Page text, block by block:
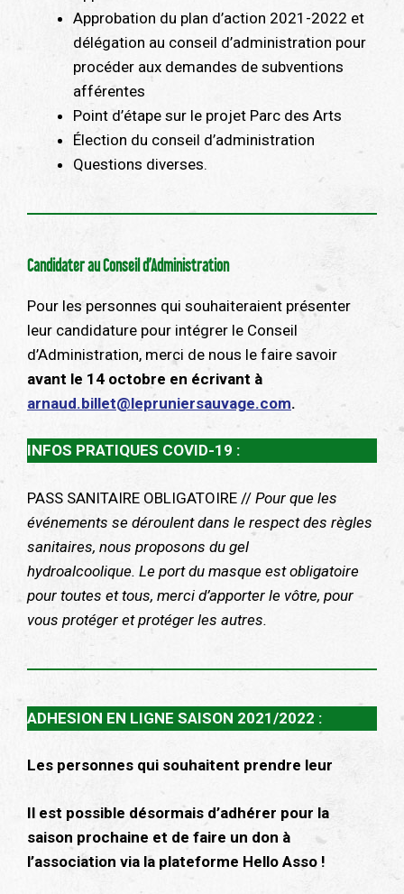
Approbation du plan d’action 2021-2022 et
délégation au conseil d’administration pour
procéder aux demandes de subventions
afférentes
Point d’étape sur le projet Parc des Arts
Élection du conseil d’administration
Questions diverses.
Candidater au Conseil d’Administration
Pour les personnes qui souhaiteraient présenter
leur candidature pour intégrer le Conseil
d’Administration, merci de nous le faire savoir
avant le 14 octobre en écrivant à
arnaud.billet@lepruniersauvage.com.
INFOS PRATIQUES COVID-19 :
PASS SANITAIRE OBLIGATOIRE // Pour que les
événements se déroulent dans le respect des règles
sanitaires, nous proposons du gel
hydroalcoolique. Le port du masque est obligatoire
pour toutes et tous, merci d’apporter le vôtre, pour
vous protéger et protéger les autres.
ADHESION EN LIGNE SAISON 2021/2022 :
Les personnes qui souhaitent prendre leur
Il est possible désormais d’adhérer pour la
saison prochaine et de faire un don à
l’association via la plateforme Hello Asso !